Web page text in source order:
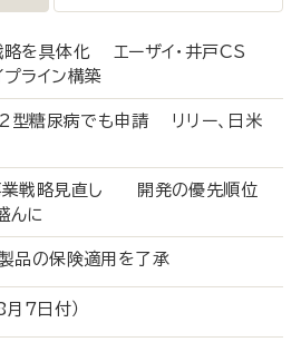
略を具体化 エーザイ・井戸CS
ライン構築
型糖尿病でも申請 リリー、日米
事業戦略見直し 開発の優先順位
んに
製品の保険適用を了承
8月7日付）